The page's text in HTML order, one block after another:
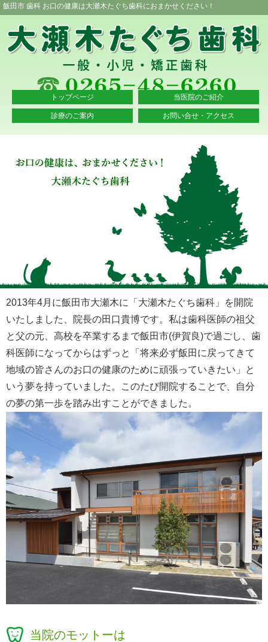
飯田市 歯科 お口の健康は大瀬木たぐち歯科におまかせください！
トップページ 当医院のご紹介
診療のご案内 お問い合せ・アクセス
2013年4月に飯田市大瀬木に「大瀬木たぐち歯科」を開院
いたしました、院長の田口貴博です。私は歯科医師の祖父
と父の元、高校を卒業するまで飯田市(伊賀良)で過ごし、歯
科医師になってからはずっと「将来必ず飯田に戻ってきて
地域の皆さんのお口の健康のために頑張っていきたい」と
いう夢を持っていました。このたび開院することで、自分
の夢の第一歩を踏み出すことができました。
当院のモットーは